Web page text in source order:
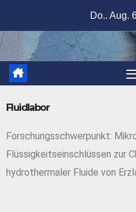
Do.. Aug.
Fluidlabor
Forschungsschwerpunkt:
Flüssigkeitseinschlüssen zur
hydrothermaler Fluide von